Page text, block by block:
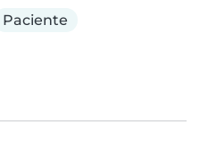
Paciente